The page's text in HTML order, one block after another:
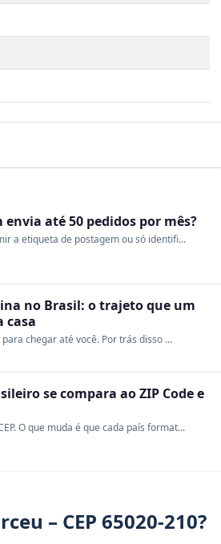
até 50 pedidos por mês?
a etiqueta de postagem ou só identifi...
no Brasil: o trajeto que um
casa
chegar até você. Por trás disso ...
se compara ao ZIP Code e
O que muda é que cada país format...
– CEP 65020-210?